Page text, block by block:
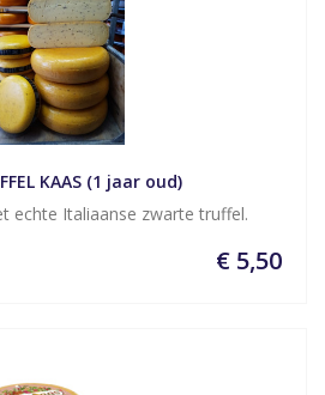
KAAS (1 jaar oud)
echte Italiaanse zwarte truffel.
€ 5,50